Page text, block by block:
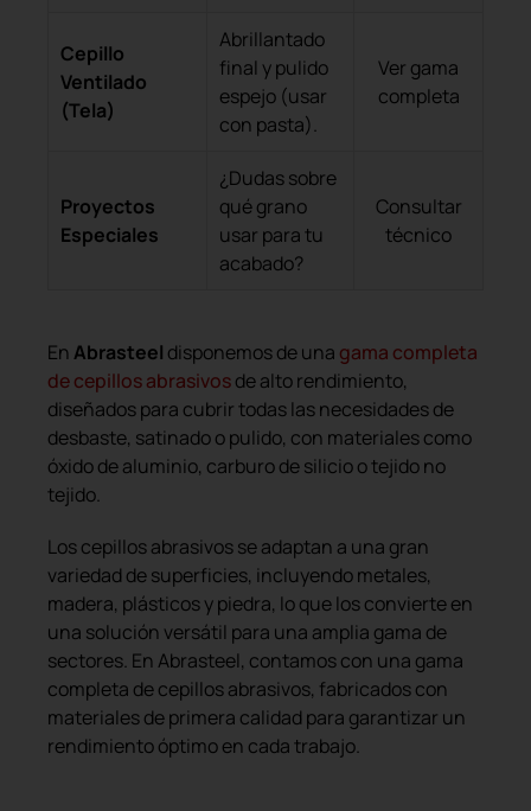
Cepillo
Ventilado
(Tela)
Abrillantado
final y pulido
espejo (usar
con pasta).
Ver gama
completa
Proyectos
Especiales
¿Dudas sobre
qué grano
usar para tu
acabado?
Consultar
técnico
EnAbrasteel disponemos de una gama completa
de cepillos abrasivosde alto rendimiento,
diseñados para cubrir todas las necesidades de
desbaste, satinado o pulido, con materiales como
óxido de aluminio, carburo de silicio o tejido no
tejido.
Los cepillos abrasivos se adaptan a una gran
variedad de superficies, incluyendo metales,
madera, plásticos y piedra, lo que los convierte en
una solución versátil para una amplia gama de
sectores. En Abrasteel, contamos con una gama
completa de cepillos abrasivos, fabricados con
materiales de primera calidad para garantizar un
rendimiento óptimo en cada trabajo.